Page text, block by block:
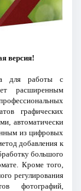
версия!
для работы с
расширенным
графических
автоматически
из цифровых
добавления к
большого
Кроме того,
регулирования
фотографий,